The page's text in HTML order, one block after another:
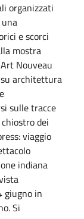
organizzati
e scorci
mostra
Nouveau
architettura
sulle tracce
dei
viaggio
indiana
giugno in
Si